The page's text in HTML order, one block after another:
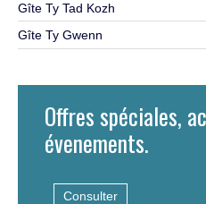
Gîte Ty Tad Kozh
Gîte Ty Gwenn
Offres spéciales,
évenements.
Consulter